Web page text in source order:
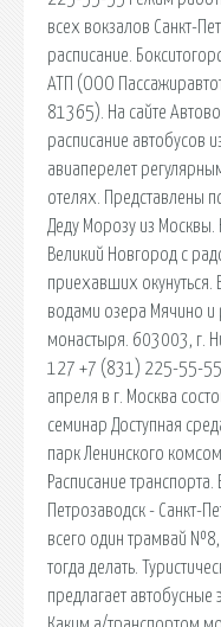
всех вокзалов Санкт-
расписание.
АТП (ООО
81365). На сайте
расписание автобусов
авиаперелет
отелях. Представлены
Деду Морозу из
Великий Новгород с
приехавших
водами озера Мячино и
монастыря. 603003, г.
127 +7 (831) 225-55-
апреля в г. Москва
семинар Доступная
парк Ленинского
Расписание
Петрозаводск - Санкт-
всего один трамвай №8,
тогда делать.
предлагает автобусные